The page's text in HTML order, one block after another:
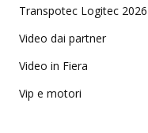
Transpotec Logitec 2026
Video dai partner
Video in Fiera
Vip e motori